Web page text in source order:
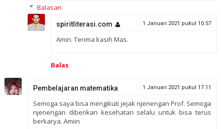
Balasan
spiritliterasi.com 1 Januari 2021 pukul 10.57
Amin. Terima kasih Mas.
Balas
Pembelajaran matematika 1 Januari 2021 pukul 17.11
Semoga saya bisa mengikuti jejak njenengan Prof. Semoga
njenengan diberikan kesehatan selalu untuk bisa terus
berkarya. Amiin